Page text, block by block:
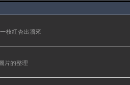
枝紅杏出牆來
片的整理